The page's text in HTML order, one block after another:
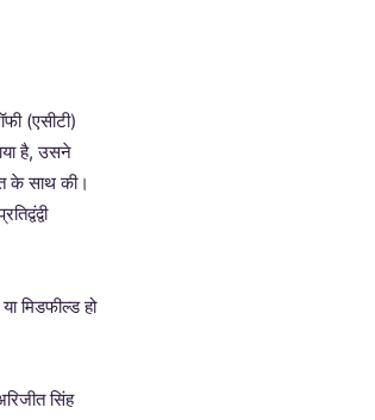
(एसीटी)
है, उसने
के साथ की।
मिडफील्ड हो
सिंह